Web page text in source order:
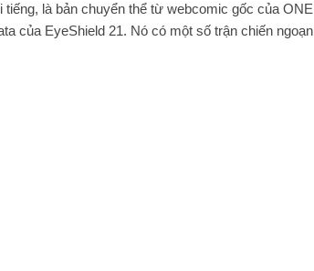
là bản chuyển thể từ webcomic gốc của ONE
của EyeShield 21. Nó có một số trận chiến ngoạn